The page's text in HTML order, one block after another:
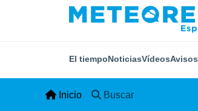
El tiempoNoticiasVídeosAvisos
Inicio Buscar